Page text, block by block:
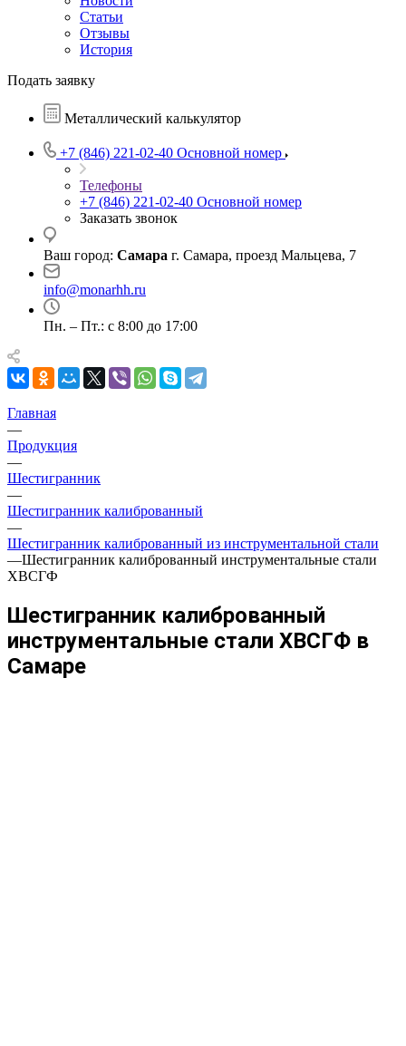
Статьи
Отзывы
История
Подать заявку
Металлический калькулятор
+7 (846) 221-02-40 Основной номер
Телефоны
+7 (846) 221-02-40 Основной номер
Заказать звонок
Ваш город: Самара г. Самара, проезд Мальцева, 7
info@monarhh.ru
Пн. – Пт.: с 8:00 до 17:00
Главная
—
Продукция
—
Шестигранник
—
Шестигранник калиброванный
—
Шестигранник калиброванный из инструментальной стали
—Шестигранник калиброванный инструментальные стали
ХВСГФ
Шестигранник калиброванный
инструментальные стали ХВСГФ в
Самаре